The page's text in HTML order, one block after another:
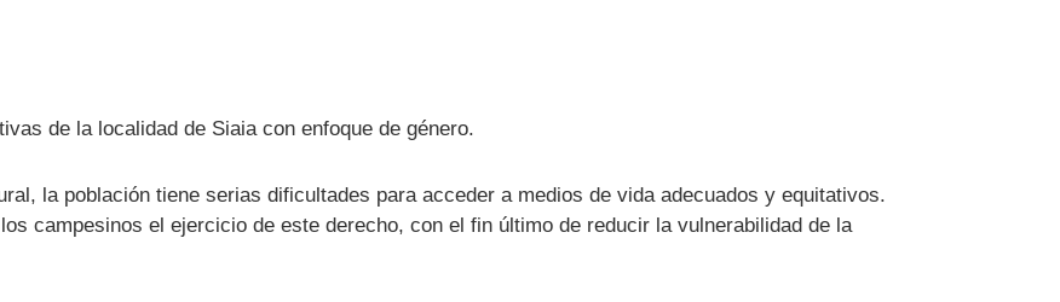
de la localidad de Siaia con enfoque de género.
la población tiene serias dificultades para acceder a medios de vida adecuados y equitativos.
campesinos el ejercicio de este derecho, con el fin último de reducir la vulnerabilidad de la